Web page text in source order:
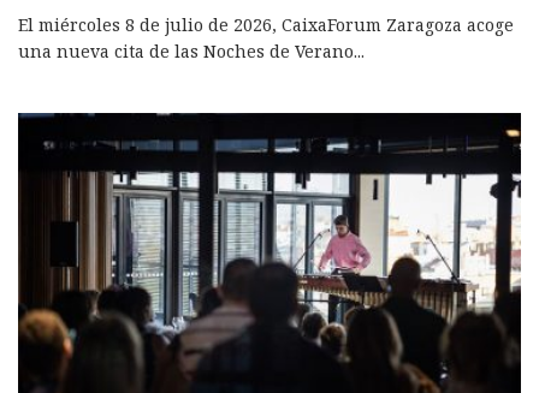
El miércoles 8 de julio de 2026, CaixaForum Zaragoza acoge
una nueva cita de las Noches de Verano...